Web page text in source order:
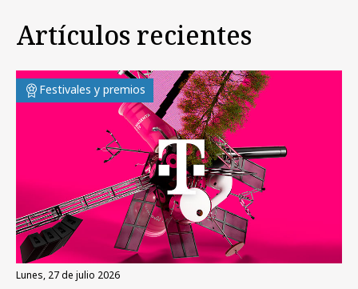
Artículos recientes
Festivales y premios
lunes, 27 de julio 2026